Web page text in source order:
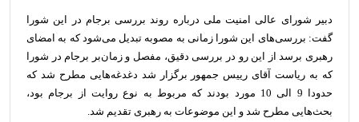
دبیر شورای عالی امنیت ملی درباره روند بررسی برجام در این شورا
گفت: بررسی‌های این شورا زمانی به مصوبه تبدیل می‌شود که به امضای
رهبری برسد از این رو در بررسی دقیق، مفصل و زمان‌بر برجام در شورا
که به ریاست آقای رییس جمهور برگزار شد دغدغه‌هایی مطرح شد که
حدودا 9 الی 10 مورد بودند که مربوط به نوع روایت از برجام بود،
بحث‌هایی مطرح شد و این موضوعات به رهبری تقدیم شد.